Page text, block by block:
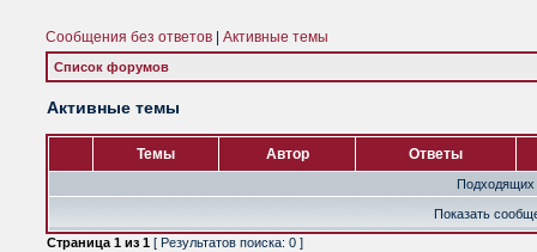
Сообщения без ответов Активные темы
Список форумов
Активные темы
Темы Автор Ответы
Подходящих
Показать
Страница 1 из 1 [ Результатов поиска: 0 ]